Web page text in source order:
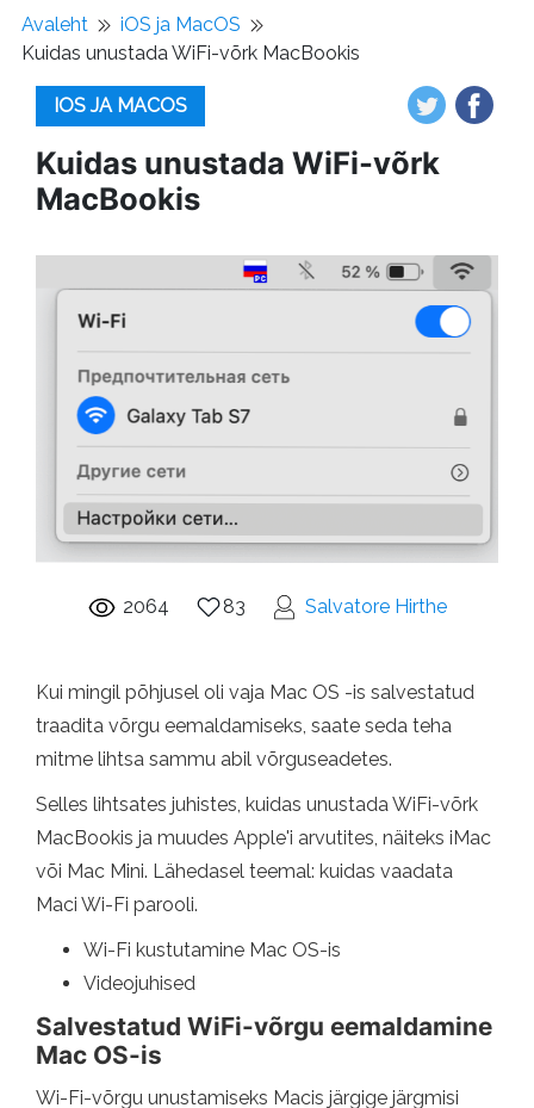
Avaleht
iOS ja MacOS
Kuidas unustada WiFi-võrk MacBookis
IOS JA MACOS
Kuidas unustada WiFi-võrk
MacBookis
2064 83 Salvatore Hirthe
Kui mingil põhjusel oli vaja Mac OS -is salvestatud
traadita võrgu eemaldamiseks, saate seda teha
mitme lihtsa sammu abil võrguseadetes.
Selles lihtsates juhistes, kuidas unustada WiFi-võrk
MacBookis ja muudes Apple'i arvutites, näiteks iMac
või Mac Mini. Lähedasel teemal: kuidas vaadata
Maci Wi-Fi parooli.
Wi-Fi kustutamine Mac OS-is
Videojuhised
Salvestatud WiFi-võrgu eemaldamine
Mac OS-is
Wi-Fi-võrgu unustamiseks Macis järgige järgmisi